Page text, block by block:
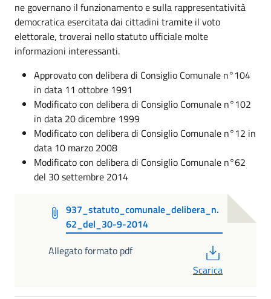
ne governano il funzionamento e sulla rappresentatività
democratica esercitata dai cittadini tramite il voto
elettorale, troverai nello statuto ufficiale molte
informazioni interessanti.
Approvato con delibera di Consiglio Comunale n°104
in data 11 ottobre 1991
Modificato con delibera di Consiglio Comunale n°102
in data 20 dicembre 1999
Modificato con delibera di Consiglio Comunale n°12 in
data 10 marzo 2008
Modificato con delibera di Consiglio Comunale n°62
del 30 settembre 2014
937_statuto_comunale_delibera_n.
62_del_30-9-2014
Allegato formato pdf
Scarica